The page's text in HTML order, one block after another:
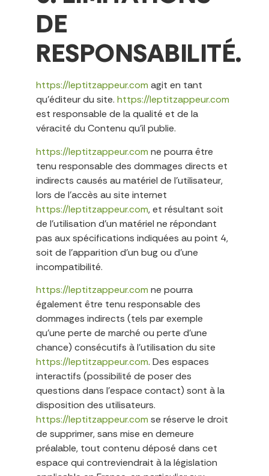
DE
RESPONSABILITÉ.
https://leptitzappeur.com agit en tant
qu’éditeur du site. https://leptitzappeur.com
est responsable de la qualité et de la
véracité du Contenu qu’il publie.
https://leptitzappeur.com ne pourra être
tenu responsable des dommages directs et
indirects causés au matériel de l’utilisateur,
lors de l’accès au site internet
https://leptitzappeur.com, et résultant soit
de l’utilisation d’un matériel ne répondant
pas aux spécifications indiquées au point 4,
soit de l’apparition d’un bug ou d’une
incompatibilité.
https://leptitzappeur.com ne pourra
également être tenu responsable des
dommages indirects (tels par exemple
qu’une perte de marché ou perte d’une
chance) consécutifs à l’utilisation du site
https://leptitzappeur.com. Des espaces
interactifs (possibilité de poser des
questions dans l’espace contact) sont à la
disposition des utilisateurs.
https://leptitzappeur.com se réserve le droit
de supprimer, sans mise en demeure
préalable, tout contenu déposé dans cet
espace qui contreviendrait à la législation